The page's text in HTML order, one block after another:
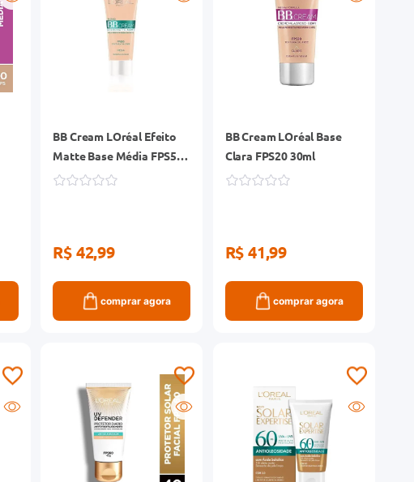
BB Cream LOréal Efeito
Matte Base Média FPS50
30ml
R$ 42,99
comprar agora
BB Cream LOréal Base
Clara FPS20 30ml
R$ 41,99
comprar agora